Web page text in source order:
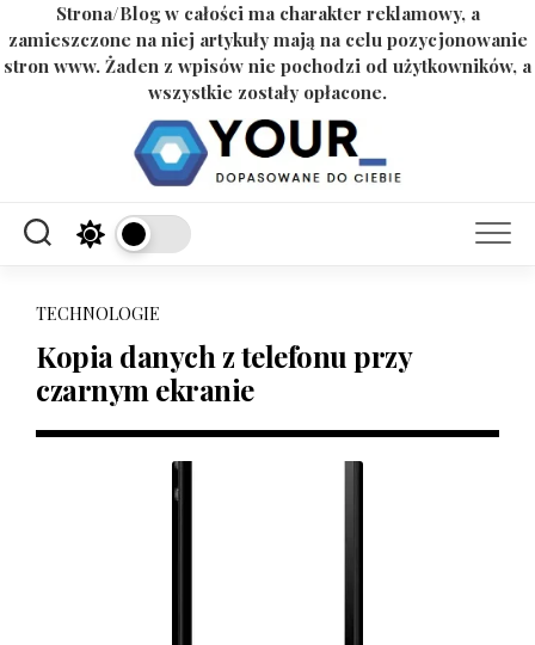
Strona/Blog w całości ma charakter reklamowy, a
zamieszczone na niej artykuły mają na celu pozycjonowanie
stron www. Żaden z wpisów nie pochodzi od użytkowników, a
wszystkie zostały opłacone.
TECHNOLOGIE
Kopia danych z telefonu przy
czarnym ekranie